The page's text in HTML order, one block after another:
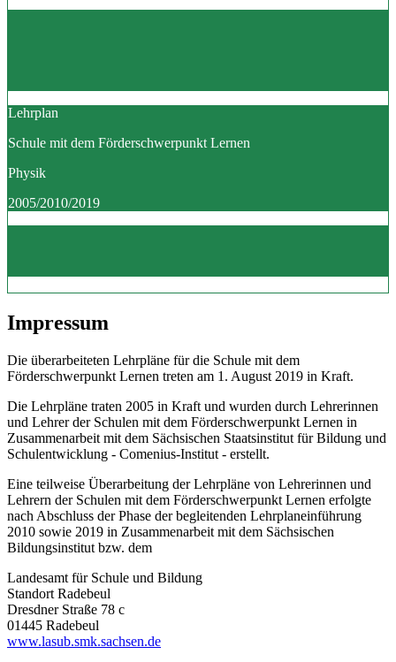
Lehrplan
Schule mit dem Förderschwerpunkt Lernen
Physik
2005/2010/2019
Impressum
Die überarbeiteten Lehrpläne für die Schule mit dem
Förderschwerpunkt Lernen treten am 1. August 2019 in Kraft.
Die Lehrpläne traten 2005 in Kraft und wurden durch Lehrerinnen
und Lehrer der Schulen mit dem Förderschwerpunkt Lernen in
Zusammenarbeit mit dem Sächsischen Staatsinstitut für Bildung und
Schulentwicklung - Comenius-Institut - erstellt.
Eine teilweise Überarbeitung der Lehrpläne von Lehrerinnen und
Lehrern der Schulen mit dem Förderschwerpunkt Lernen erfolgte
nach Abschluss der Phase der begleitenden Lehrplaneinführung
2010 sowie 2019 in Zusammenarbeit mit dem Sächsischen
Bildungsinstitut bzw. dem
Landesamt für Schule und Bildung
Standort Radebeul
Dresdner Straße 78 c
01445 Radebeul
www.lasub.smk.sachsen.de